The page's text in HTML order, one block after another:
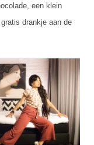
een klein
drankje aan de